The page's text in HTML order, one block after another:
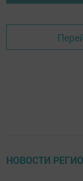
НОВОСТИ